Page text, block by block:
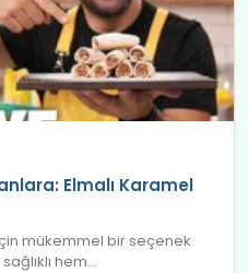
Elmalı Karamel
mükemmel bir seçenek
hem...